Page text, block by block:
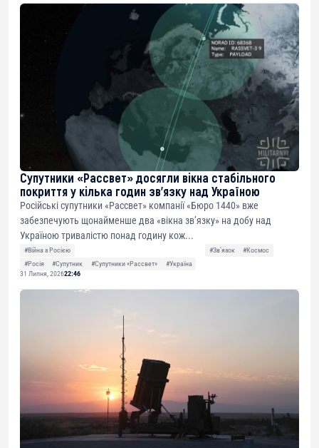
Супутники «Рассвет» досягли вікна стабільного
покриття у кілька годин зв’язку над Україною
Російські супутники «Рассвет» компанії «Бюро 1440» вже
забезпечують щонайменше два «вікна зв’язку» на добу над
Україною тривалістю понад годину кож...
#Війна з Росією #Звʼязок
#Космос
#Росія
#Супутник #Супутники «Рассвет»
#Україна
31 Липня, 202622:46